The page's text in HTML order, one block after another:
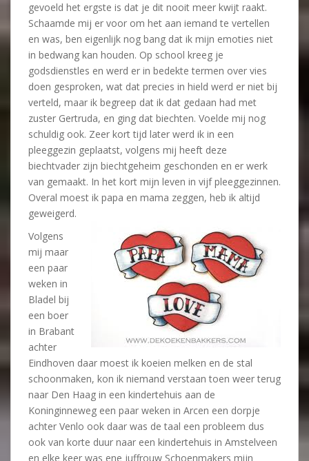
gevoeld het ergste is dat je dit nooit meer kwijt raakt.
Schaamde mij er voor om het aan iemand te vertellen
en was, ben eigenlijk nog bang dat ik mijn emoties niet
in bedwang kan houden. Op school kreeg je
godsdienstles en werd er in bedekte termen over vies
doen gesproken, wat dat precies in hield werd er niet bij
verteld, maar ik begreep dat ik dat gedaan had met
zuster Gertruda, en ging dat biechten. Voelde mij nog
schuldig ook. Zeer kort tijd later werd ik in een
pleeggezin geplaatst, volgens mij heeft deze
biechtvader zijn biechtgeheim geschonden en er werk
van gemaakt. In het kort mijn leven in vijf pleeggezinnen.
Overal moest ik papa en mama zeggen, heb ik altijd
geweigerd.
Volgens
mij maar
een paar
weken in
Bladel bij
een boer
in Brabant
achter
Eindhoven daar moest ik koeien melken en de stal
schoonmaken, kon ik niemand verstaan toen weer terug
naar Den Haag in een kindertehuis aan de
Koninginneweg een paar weken in Arcen een dorpje
achter Venlo ook daar was de taal een probleem dus
ook van korte duur naar een kindertehuis in Amstelveen
en elke keer was ene juffrouw Schoenmakers mijn